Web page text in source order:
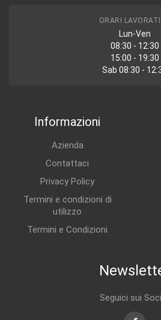
ORARI
Lun-Ven
08:30 - 12:30
15:00 - 19:30
Sab 08:30 -
Informazioni
Azienda
Contattaci
Privacy Policy
Termini e condizioni di
utilizzo
Termini e Condizioni
Seguici sui